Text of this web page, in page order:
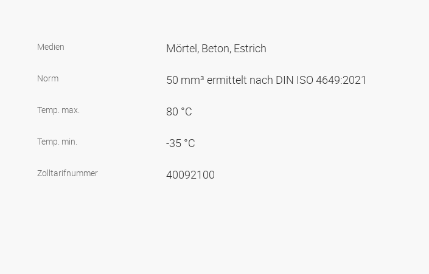
Medien Mörtel, Beton, Estrich
Norm 50 mm³ ermittelt nach DIN ISO 4649:2021
Temp. max. 80 °C
Temp. min. -35 °C
Zolltarifnummer 40092100